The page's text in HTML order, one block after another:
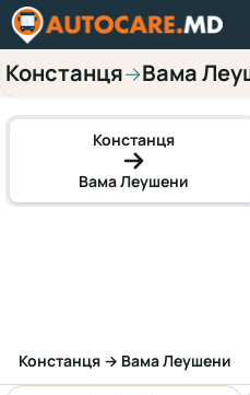
Констанця→Вама
Констанця
Вама Леушени
Констанця → Вама Леушени